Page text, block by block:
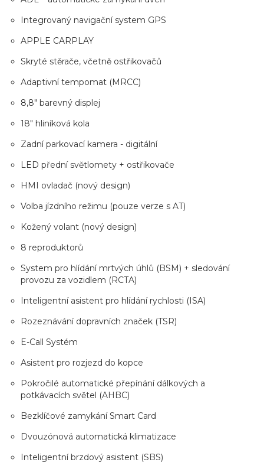
Integrovaný navigační system GPS
APPLE CARPLAY
Skryté stěrače, včetně ostřikovačů
Adaptivní tempomat (MRCC)
8,8" barevný displej
18" hliníková kola
Zadní parkovací kamera - digitální
LED přední světlomety + ostřikovače
HMI ovladač (nový design)
Volba jízdního režimu (pouze verze s AT)
Kožený volant (nový design)
8 reproduktorů
System pro hlídání mrtvých úhlů (BSM) + sledování
provozu za vozidlem (RCTA)
Inteligentní asistent pro hlídání rychlosti (ISA)
Rozeznávání dopravních značek (TSR)
E-Call Systém
Asistent pro rozjezd do kopce
Pokročilé automatické přepínání dálkových a
potkávacích světel (AHBC)
Bezklíčové zamykání Smart Card
Dvouzónová automatická klimatizace
Inteligentní brzdový asistent (SBS)